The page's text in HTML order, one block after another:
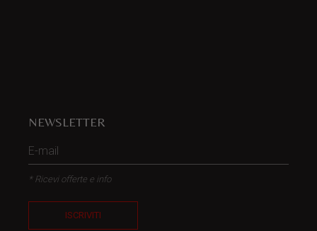
NEWSLETTER
* Ricevi offerte e info
ISCRIVITI